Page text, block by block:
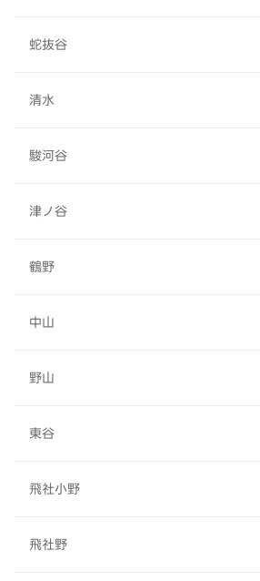
蛇抜谷
清水
駿河谷
津ノ谷
鶴野
中山
野山
東谷
飛社小野
飛社野